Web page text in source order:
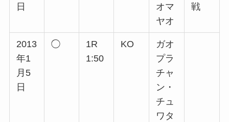
日
オマ
ヤオ
戦
2013
年1
月5
日
◯
1R
1:50
KO
ガオ
プラ
チャ
ン・
チュ
ワタ